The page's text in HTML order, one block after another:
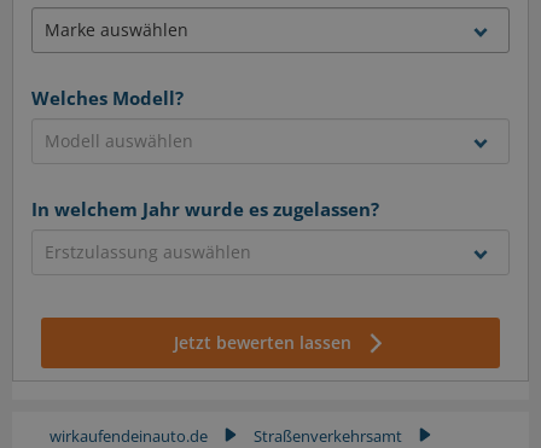
Welches Modell?
In welchem Jahr wurde es zugelassen?
Jetzt bewerten lassen
wirkaufendeinauto.de Straßenverkehrsamt